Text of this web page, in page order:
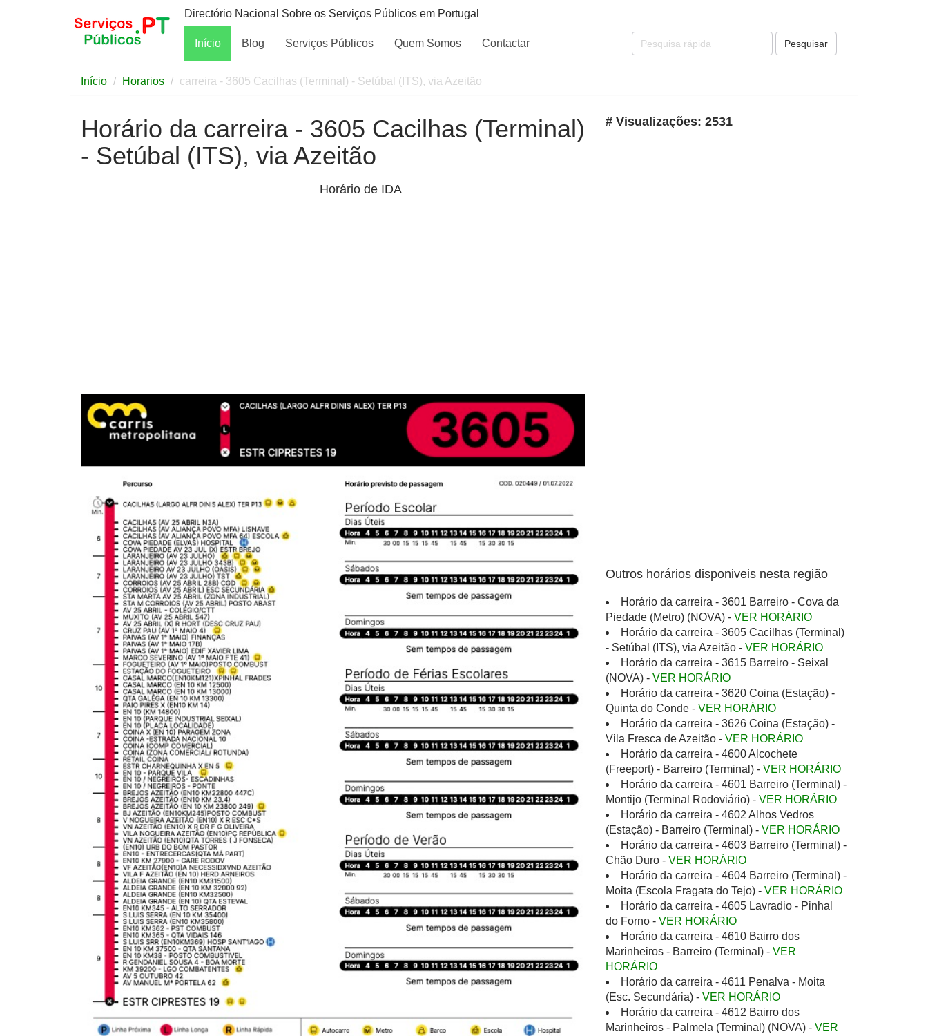
Directório Nacional Sobre os Serviços Públicos em Portugal
Início Blog Serviços Públicos Quem Somos Contactar Pesquisar
Início Horarios carreira - 3605 Cacilhas (Terminal) - Setúbal (ITS), via Azeitão
Horário da carreira - 3605 Cacilhas (Terminal)
- Setúbal (ITS), via Azeitão
Horário de IDA
# Visualizações: 2531
Outros horários disponiveis nesta região
Horário da carreira - 3601 Barreiro - Cova da
Piedade (Metro) (NOVA) - VER HORÁRIO
Horário da carreira - 3605 Cacilhas (Terminal)
- Setúbal (ITS), via Azeitão - VER HORÁRIO
Horário da carreira - 3615 Barreiro - Seixal
(NOVA) - VER HORÁRIO
Horário da carreira - 3620 Coina (Estação) -
Quinta do Conde - VER HORÁRIO
Horário da carreira - 3626 Coina (Estação) -
Vila Fresca de Azeitão - VER HORÁRIO
Horário da carreira - 4600 Alcochete
(Freeport) - Barreiro (Terminal) - VER HORÁRIO
Horário da carreira - 4601 Barreiro (Terminal) -
Montijo (Terminal Rodoviário) - VER HORÁRIO
Horário da carreira - 4602 Alhos Vedros
(Estação) - Barreiro (Terminal) - VER HORÁRIO
Horário da carreira - 4603 Barreiro (Terminal) -
Chão Duro - VER HORÁRIO
Horário da carreira - 4604 Barreiro (Terminal) -
Moita (Escola Fragata do Tejo) - VER HORÁRIO
Horário da carreira - 4605 Lavradio - Pinhal
do Forno - VER HORÁRIO
Horário da carreira - 4610 Bairro dos
Marinheiros - Barreiro (Terminal) - VER
HORÁRIO
Horário da carreira - 4611 Penalva - Moita
(Esc. Secundária) - VER HORÁRIO
Horário da carreira - 4612 Bairro dos
Marinheiros - Palmela (Terminal) (NOVA) - VER